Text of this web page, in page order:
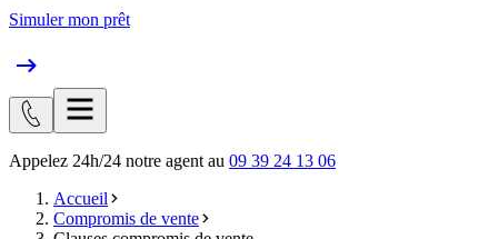
Simuler mon prêt
Appelez 24h/24 notre agent au 09 39 24 13 06
Accueil
Compromis de vente